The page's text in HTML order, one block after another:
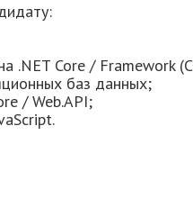
.NET Core / Framework
баз данных;
/ Web.API;